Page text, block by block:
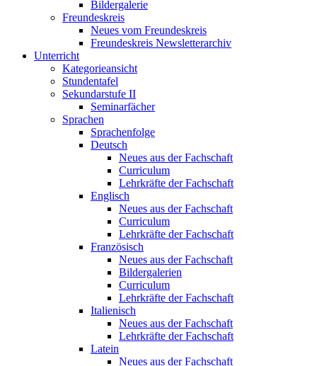
Bildergalerie
Freundeskreis
Neues vom Freundeskreis
Freundeskreis Newsletterarchiv
Unterricht
Kategorieansicht
Stundentafel
Sekundarstufe II
Seminarfächer
Sprachen
Sprachenfolge
Deutsch
Neues aus der Fachschaft
Curriculum
Lehrkräfte der Fachschaft
Englisch
Neues aus der Fachschaft
Curriculum
Lehrkräfte der Fachschaft
Französisch
Neues aus der Fachschaft
Bildergalerien
Curriculum
Lehrkräfte der Fachschaft
Italienisch
Neues aus der Fachschaft
Lehrkräfte der Fachschaft
Latein
Neues aus der Fachschaft